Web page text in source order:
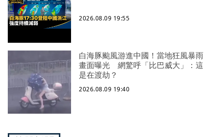
2026.08.09 19:55
白海豚颱風游進中國！當地狂風暴雨
畫面曝光 網驚呼「比巴威大」：這
是在渡劫？
2026.08.09 19:40